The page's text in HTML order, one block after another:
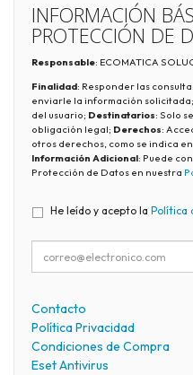
INFORMACIÓN
PROTECCIÓN DE
Responsable: ECOMATICA
Finalidad: Responder las
enviarle la información solicitada;
del usuario; Destinatarios: Solo
obligación legal; Derechos:
otros derechos, como se indica
Información Adicional: Puede
Protección de Datos en nuestra
He leído y acepto la Política
Contacto
Política Privacidad
Condiciones de Compra
Eset Antivirus